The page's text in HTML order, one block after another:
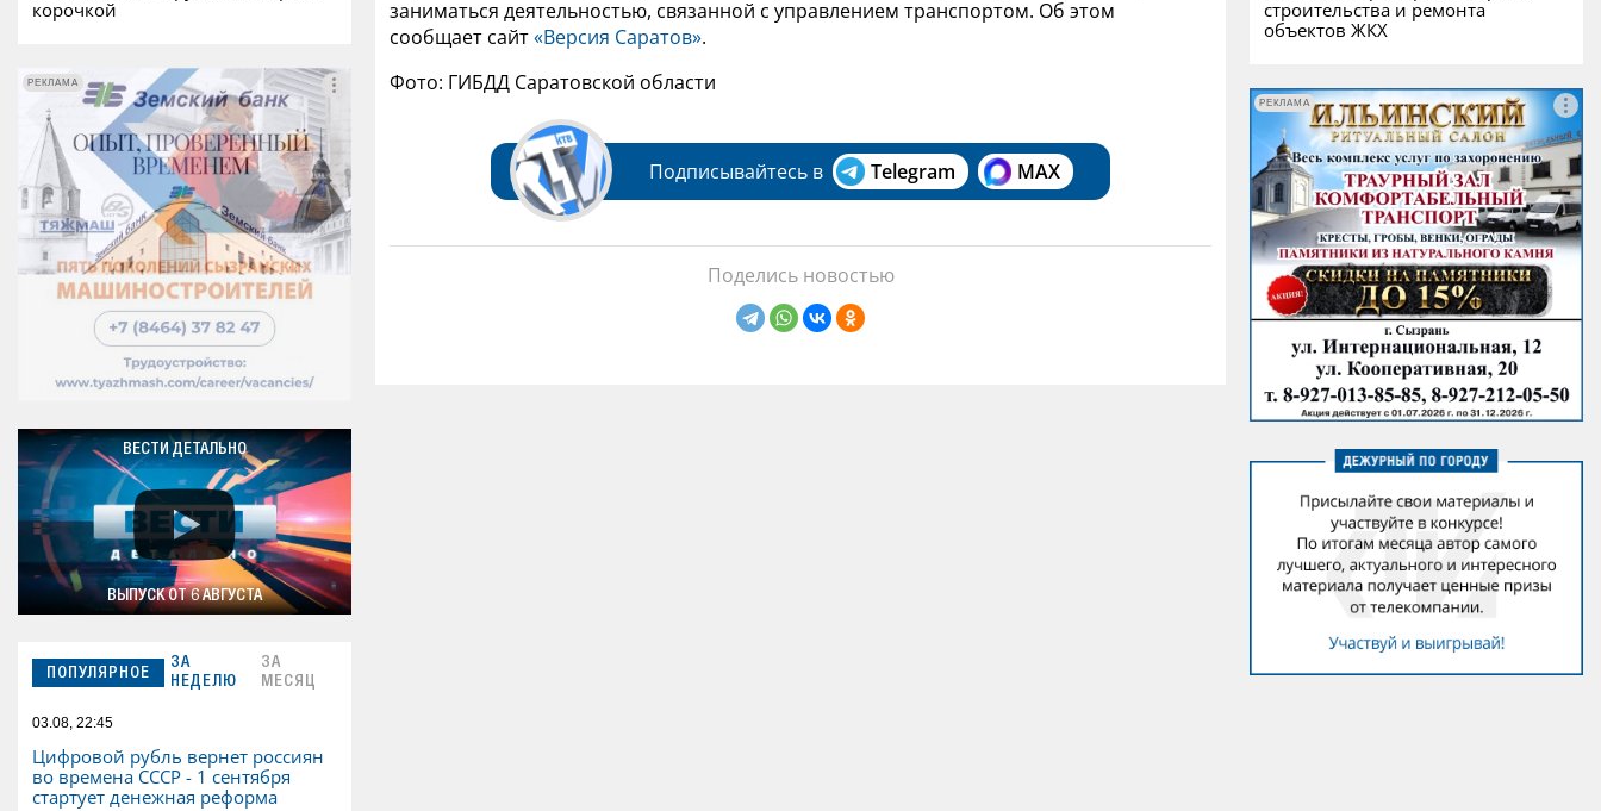
корочкой
РЕКЛАМА
РЕКЛАМА
ВЕСТИ ДЕТАЛЬНО
ВЫПУСК ОТ 6 АВГУСТА
ПОПУЛЯРНОЕ
ЗА
НЕДЕЛЮ
ЗА
МЕСЯЦ
03.08, 22:45
Цифровой рубль вернет россиян
во времена СССР - 1 сентября
стартует денежная реформа
заниматься деятельностью, связанной с управлением транспортом. Об этом
сообщает сайт«Версия Саратов».
Фото: ГИБДД Саратовской области
Подписывайтесь в Telegram MAX
Поделись новостью
строительства и ремонта
объектов ЖКХ
РЕКЛАМА